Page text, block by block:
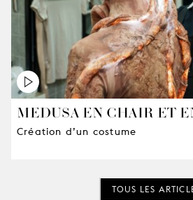
MEDUSA EN CHAIR ET
Création d’un costume
TOUS LES